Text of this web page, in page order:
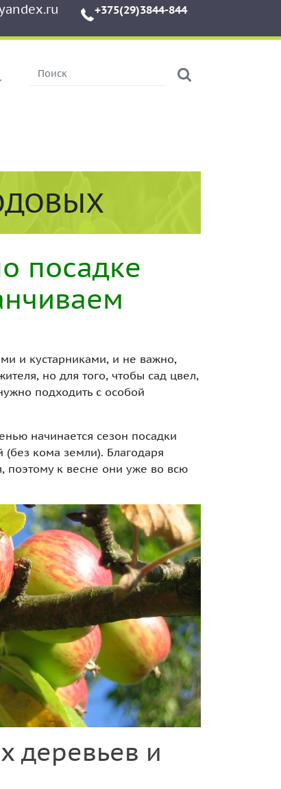
+375(29)3844-844
посадке
и кустарниками, и не важно,
но для того, чтобы сад цвел,
подходить с особой
начинается сезон посадки
(без кома земли). Благодаря
поэтому к весне они уже во всю
деревьев и